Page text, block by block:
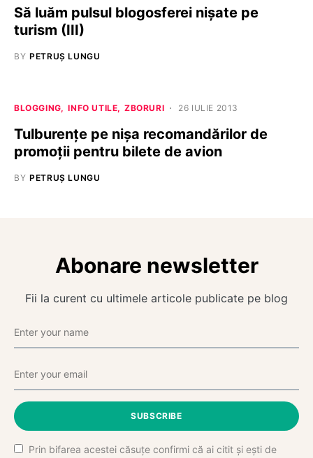
Să luăm pulsul blogosferei nișate pe
turism (III)
BY PETRUȘ LUNGU
BLOGGING INFO UTILE ZBORURI 26 IULIE 2013
Tulburenţe pe nişa recomandărilor de
promoţii pentru bilete de avion
BY PETRUȘ LUNGU
Abonare newsletter
Fii la curent cu ultimele articole publicate pe blog
SUBSCRIBE
Prin bifarea acestei căsuțe confirmi că ai citit și ești de